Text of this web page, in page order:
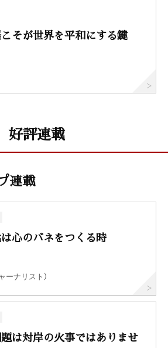
そが世界を平和にする鍵
好評連載
連載
心のバネをつくる時
ーナリスト）
は対岸の火事ではありませ